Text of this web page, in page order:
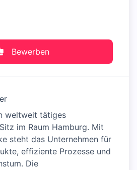
Bewerben
weltweit tätiges
im Raum Hamburg. Mit
steht das Unternehmen für
effiziente Prozesse und
Die